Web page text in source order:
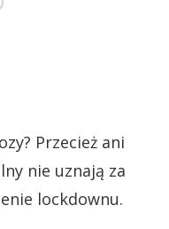
Przecież ani
nie uznają za
lockdownu.